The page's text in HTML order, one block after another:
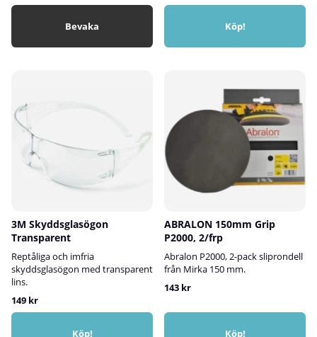
Bevaka Köp!
3M Skyddsglasögon
Transparent
Reptåliga och imfria
skyddsglasögon med transparent
lins.
149 kr
Köp!
ABRALON 150mm Grip
P2000, 2/frp
Abralon P2000, 2-pack sliprondell
från Mirka 150 mm.
143 kr
Köp!